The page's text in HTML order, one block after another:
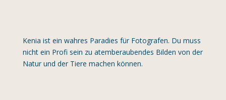
Kenia ist ein wahres Paradies für Fotografen. Du muss
nicht ein Profi sein zu atemberaubendes Bilden von der
Natur und der Tiere machen können.